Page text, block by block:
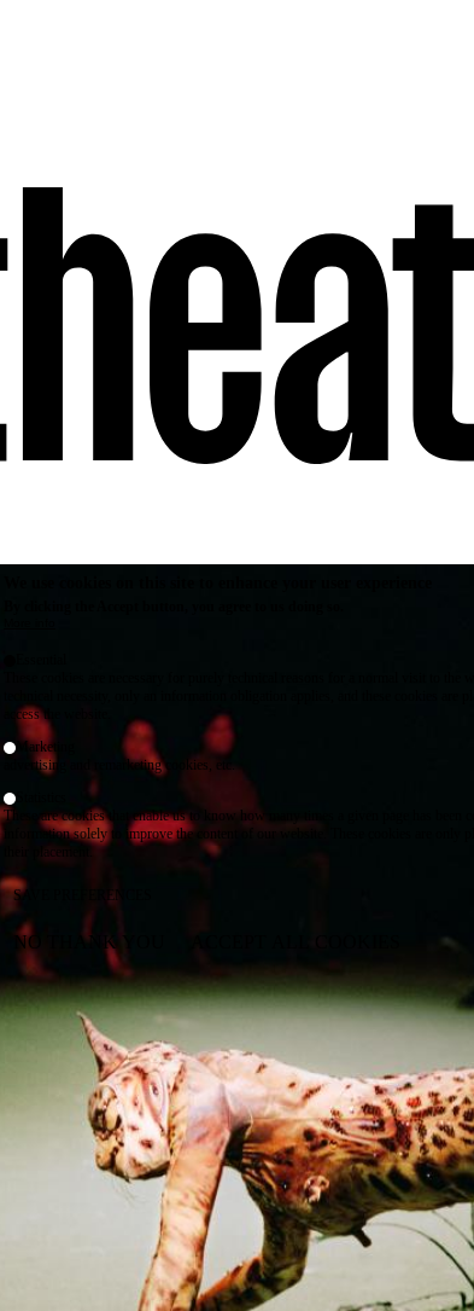
access the website.
Marketing
advertising and remarketing cookies, etc.
These are cookies that enable us to know how many times a given page has been
information solely to improve the content of our website. These cookies are only
their placement.
SAVE PREFERENCES
NO THANK YOU
WITHDRAW CONSENT